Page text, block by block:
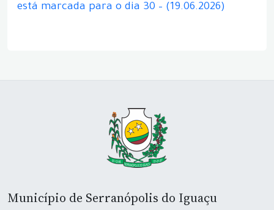
está marcada para o dia 30 – (19.06.2026)
Município de Serranópolis do Iguaçu